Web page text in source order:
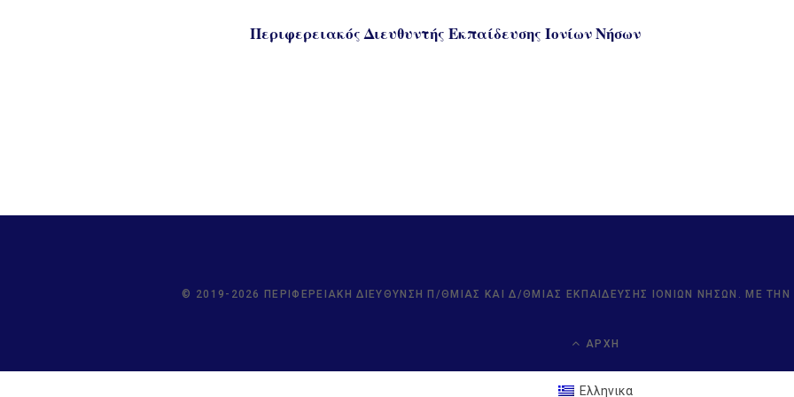
Περιφερειακός Διευθυντής Εκπαίδευσης Ιονίων Νήσων
© 2019-2026 ΠΕΡΙΦΕΡΕΙΑΚΉ ΔΙΕΎΘΥΝΣΗ Π/ΘΜΙΑΣ ΚΑΙ Δ/ΘΜΙΑΣ ΕΚΠΑΊΔΕΥΣΗΣ ΙΟΝΊΩΝ ΝΉΣΩΝ. ΜΕ
ΑΡΧΉ
Ελληνικα